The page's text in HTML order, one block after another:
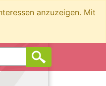
anzuzeigen. Mit